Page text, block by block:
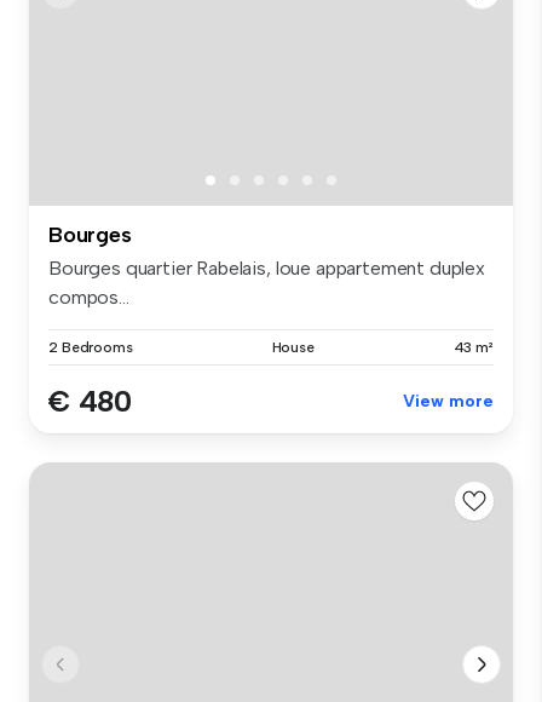
Bourges
Bourges quartier Rabelais, loue appartement duplex
compos...
2 Bedrooms House 43 m²
€ 480 View more